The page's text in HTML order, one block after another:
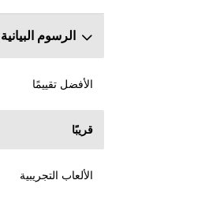
الرسوم البيانية
الأفضل تقييمًا
‏‏قريبًا
الألعاب التجريبية